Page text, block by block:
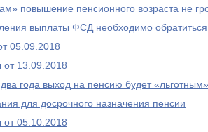
повышение пенсионного возраста не
выплаты ФСД необходимо
05.09.2018
от 13.09.2018
года выход на пенсию будет «льготным»
для досрочного назначения пенсии
от 05.10.2018